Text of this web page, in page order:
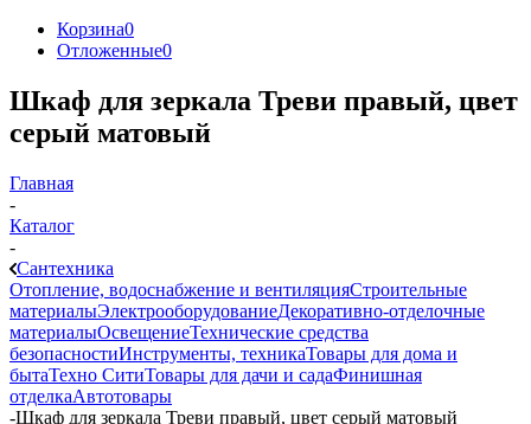
Корзина0
Отложенные0
Шкаф для зеркала Треви правый, цвет
серый матовый
Главная
-
Каталог
-
Сантехника
Отопление, водоснабжение и вентиляцияСтроительные
материалыЭлектрооборудованиеДекоративно-отделочные
материалыОсвещениеТехнические средства
безопасностиИнструменты, техникаТовары для дома и
бытаТехно СитиТовары для дачи и садаФинишная
отделкаАвтотовары
-Шкаф для зеркала Треви правый, цвет серый матовый